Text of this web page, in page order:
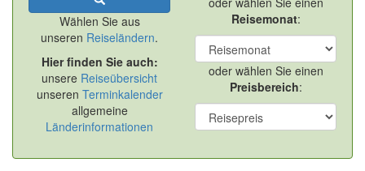
Wählen Sie aus
unseren Reiseländern.
Hier finden Sie auch:
unsere Reiseübersicht
unseren Terminkalender
allgemeine
Länderinformationen
Reisemonat:
oder wählen Sie einen
Preisbereich: